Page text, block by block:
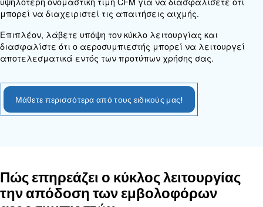
Η τακτική συντήρηση των εμβολοφόρων
περιλαμβάνει τον έλεγχο και την αλλαγή του
έλεγχο και την αντικατάσταση των φίλτρων
σύσφιξη των βιδών και των εξαρτημάτων
επίσης σημαντικό να αποστραγγίζεται η
δοχείο αεροφυλακίου για την αποφυγή σκουριάς
διάβρωσης.
βοηθήσει στη διατήρηση της αποδοτικότητάς του
παράταση της διάρκειας ζωής του.